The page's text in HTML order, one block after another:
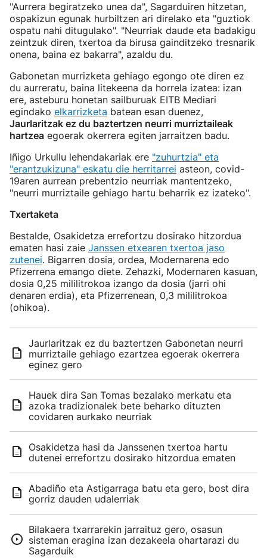
"Aurrera begiratzeko unea da", Sagarduiren hitzetan,
ospakizun egunak hurbiltzen ari direlako eta "guztiok
ospatu nahi ditugulako". "Neurriak daude eta badakigu
zeintzuk diren, txertoa da birusa gainditzeko tresnarik
onena, baina ez bakarra", azaldu du.
Gabonetan murrizketa gehiago egongo ote diren ez
du aurreratu, baina litekeena da horrela izatea: izan
ere, asteburu honetan sailburuak EITB Mediari
egindako elkarrizketa batean esan duenez,
Jaurlaritzak ez du baztertzen neurri murriztaileak
hartzea egoerak okerrera egiten jarraitzen badu.
Iñigo Urkullu lehendakariak ere "zuhurtzia" eta
"erantzukizuna" eskatu die herritarrei asteon, covid-
19aren aurrean prebentzio neurriak mantentzeko,
"neurri murriztaile gehiago hartu beharrik ez izateko".
Txertaketa
Bestalde, Osakidetza errefortzu dosirako hitzordua
ematen hasi zaie Janssen etxearen txertoa jaso
zutenei. Bigarren dosia, ordea, Modernarena edo
Pfizerrena emango diete. Zehazki, Modernaren kasuan,
dosia 0,25 mililitrokoa izango da dosia (jarri ohi
denaren erdia), eta Pfizerrenean, 0,3 mililitrokoa
(ohikoa).
Jaurlaritzak ez du baztertzen Gabonetan neurri
murriztaile gehiago ezartzea egoerak okerrera
eginez gero
Hauek dira San Tomas bezalako merkatu eta
azoka tradizionalek bete beharko dituzten
covidaren aurkako neurriak
Osakidetza hasi da Janssenen txertoa hartu
dutenei errefortzu dosirako hitzordua ematen
Abadiño eta Astigarraga batu eta gero, bost dira
gorriz dauden udalerriak
Bilakaera txarrarekin jarraituz gero, osasun
sisteman eragina izan dezakeela ohartarazi du
Sagarduik